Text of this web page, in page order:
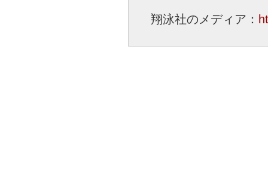
翔泳社のメディア：